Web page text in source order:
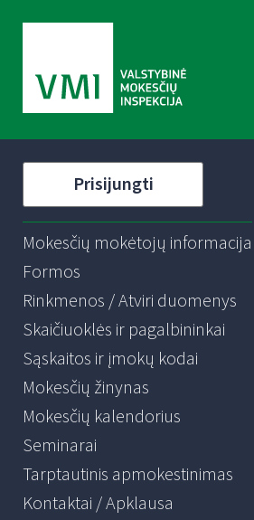
Prisijungti
Mokesčių mokėtojų informacija
Formos
Rinkmenos / Atviri duomenys
Skaičiuoklės ir pagalbininkai
Sąskaitos ir įmokų kodai
Mokesčių žinynas
Mokesčių kalendorius
Seminarai
Tarptautinis apmokestinimas
Kontaktai / Apklausa